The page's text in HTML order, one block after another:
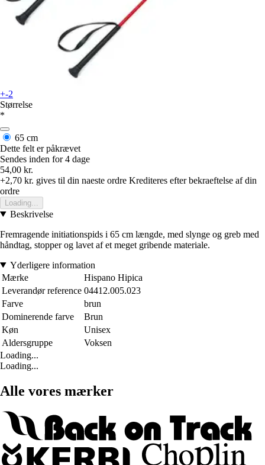
+-2
Størrelse
*
65 cm
Dette felt er påkrævet
Sendes inden for 4 dage
54,00 kr.
+2,70 kr. gives til din naeste ordre Krediteres efter bekraeftelse af din
ordre
Loading...
Beskrivelse
Fremragende initiationspids i 65 cm længde, med slynge og greb med
håndtag, stopper og lavet af et meget gribende materiale.
Yderligere information
Mærke
Hispano Hipica
Leverandør reference 04412.005.023
Farve
brun
Dominerende farve
Brun
Køn
Unisex
Aldersgruppe
Voksen
Loading...
Loading...
Alle vores mærker